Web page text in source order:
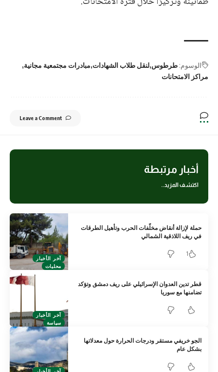
الوسوم: طرطوس لنقل طلاب الشهادات مبادرات مجتمعية مجانية
مراكز الامتحانات
Leave a Comment
أخبار مرتبطة
اكتشف المزيد..
آخر الأخبار
محليات
حملة لإزالة أنقاض مخلّفات الحرب وتأهيل الطرقات
في ريف اللاذقية الشمالي
1
آخر الأخبار
سياسة
قطر تدين العدوان الإسرائيلي على ريف دمشق وتؤكد
تضامنها مع سوريا
الجو خريفي مستقر ودرجات الحرارة حول معدلاتها
بشكل عام